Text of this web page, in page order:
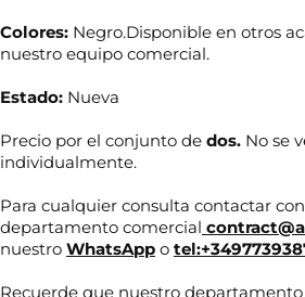
Colores: Negro.Disponible en otros
nuestro equipo comercial.
Estado: Nueva
Precio por el conjunto de dos. No se
individualmente.
Para cualquier consulta contactar
departamento comercial
nuestro WhatsApp o
Recuerde que nuestro
N
m